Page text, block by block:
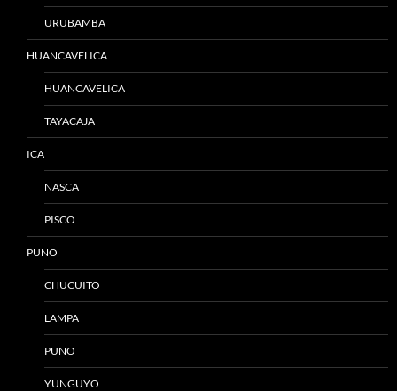
URUBAMBA
HUANCAVELICA
HUANCAVELICA
TAYACAJA
ICA
NASCA
PISCO
PUNO
CHUCUITO
LAMPA
PUNO
YUNGUYO